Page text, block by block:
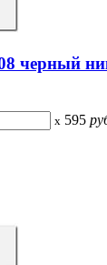
черный
x 595